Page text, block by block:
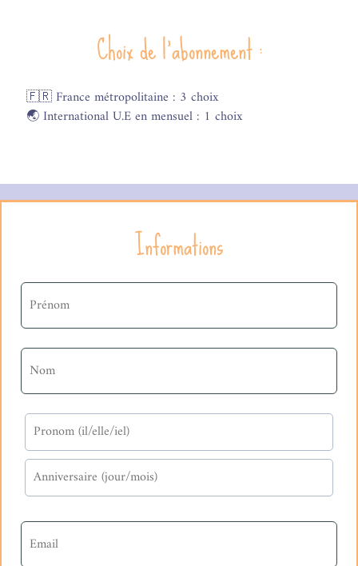
Choix de l'abonnement :
🇫🇷 France métropolitaine : 3 choix
🌏 International U.E en mensuel : 1 choix
Informations